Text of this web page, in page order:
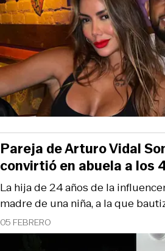
05 FEBRERO
La hija de 24 años de la
madre de una niña, a la que
Pareja de Arturo Vidal
convirtió en abuela a los